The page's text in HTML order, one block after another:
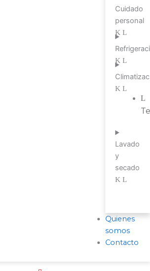
Cuidado
personal
Lavado
y
secado
Quienes
somos
Contacto